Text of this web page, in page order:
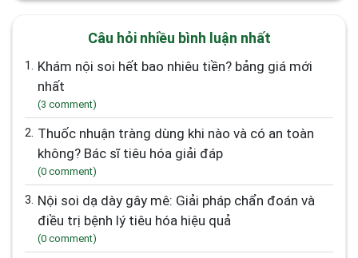
Câu hỏi nhiều bình luận nhất
1. Khám nội soi hết bao nhiêu tiền? bảng giá mới
nhất
(3 comment)
2. Thuốc nhuận tràng dùng khi nào và có an toàn
không? Bác sĩ tiêu hóa giải đáp
(0 comment)
3. Nội soi dạ dày gây mê: Giải pháp chẩn đoán và
điều trị bệnh lý tiêu hóa hiệu quả
(0 comment)